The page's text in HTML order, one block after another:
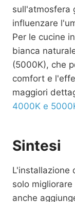
sull'atmosfera
influenzare
Per le cucine
bianca
(5000K), che
comfort e
maggiori
4000K e
Sintesi
L'installazione
solo
anche